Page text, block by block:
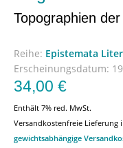
Topographien
Reihe: Epistemata
Erscheinungsdatum:
34,00 €
Enthält 7% red. MwSt.
Versandkostenfreie Lieferung
gewichtsabhängige